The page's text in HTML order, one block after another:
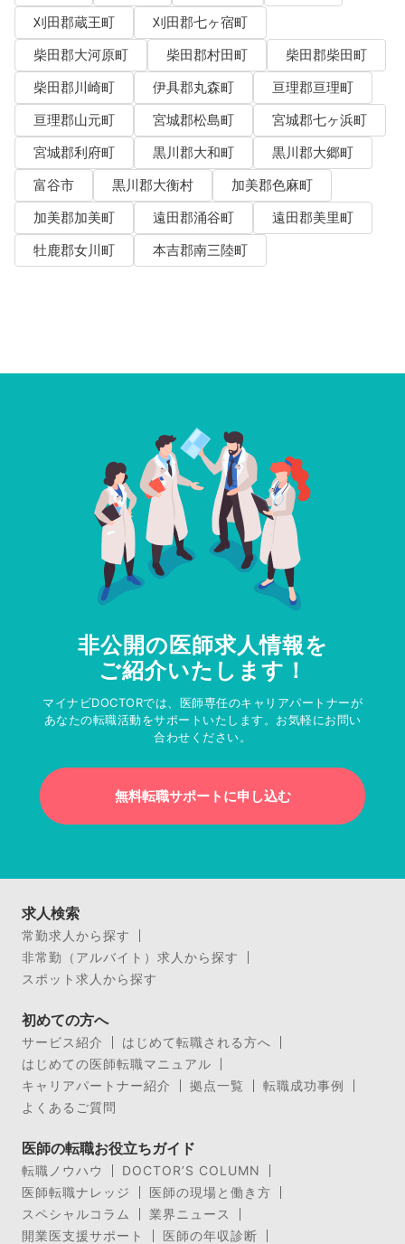
刈田郡蔵王町
刈田郡七ヶ宿町
柴田郡大河原町
柴田郡村田町
柴田郡柴田町
柴田郡川崎町
伊具郡丸森町
亘理郡亘理町
亘理郡山元町
宮城郡松島町
宮城郡七ヶ浜町
宮城郡利府町
黒川郡大和町
黒川郡大郷町
富谷市
黒川郡大衡村
加美郡色麻町
加美郡加美町
遠田郡涌谷町
遠田郡美里町
牡鹿郡女川町
本吉郡南三陸町
非公開の医師求人情報を
ご紹介いたします！
マイナビDOCTORでは、医師専任のキャリアパートナーが
あなたの転職活動をサポートいたします。お気軽にお問い
合わせください。
無料転職サポートに申し込む
求人検索
常勤求人から探す
非常勤（アルバイト）求人から探す
スポット求人から探す
初めての方へ
サービス紹介
はじめて転職される方へ
はじめての医師転職マニュアル
キャリアパートナー紹介
拠点一覧
転職成功事例
よくあるご質問
医師の転職お役立ちガイド
転職ノウハウ
DOCTOR’S COLUMN
医師転職ナレッジ
医師の現場と働き方
スペシャルコラム
業界ニュース
開業医支援サポート
医師の年収診断